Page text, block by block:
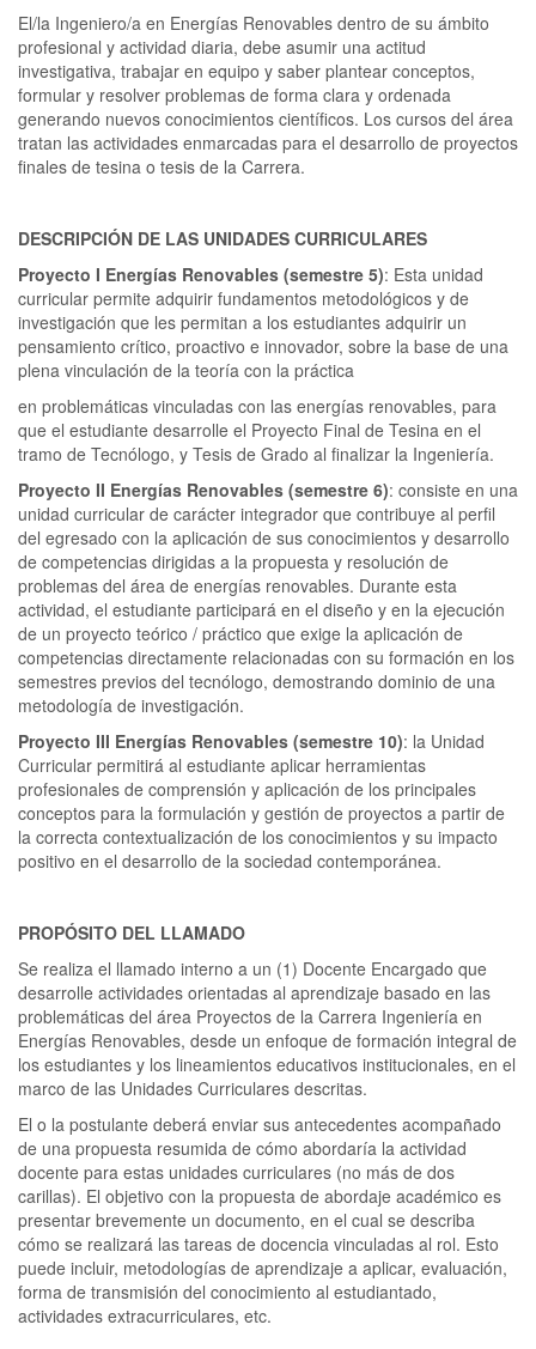
El/la Ingeniero/a en Energías Renovables dentro de su ámbito
profesional y actividad diaria, debe asumir una actitud
investigativa, trabajar en equipo y saber plantear conceptos,
formular y resolver problemas de forma clara y ordenada
generando nuevos conocimientos científicos. Los cursos del área
tratan las actividades enmarcadas para el desarrollo de proyectos
finales de tesina o tesis de la Carrera.
DESCRIPCIÓN DE LAS UNIDADES CURRICULARES
Proyecto I Energías Renovables (semestre 5): Esta unidad
curricular permite adquirir fundamentos metodológicos y de
investigación que les permitan a los estudiantes adquirir un
pensamiento crítico, proactivo e innovador, sobre la base de una
plena vinculación de la teoría con la práctica
en problemáticas vinculadas con las energías renovables, para
que el estudiante desarrolle el Proyecto Final de Tesina en el
tramo de Tecnólogo, y Tesis de Grado al finalizar la Ingeniería.
Proyecto II Energías Renovables (semestre 6): consiste en una
unidad curricular de carácter integrador que contribuye al perfil
del egresado con la aplicación de sus conocimientos y desarrollo
de competencias dirigidas a la propuesta y resolución de
problemas del área de energías renovables. Durante esta
actividad, el estudiante participará en el diseño y en la ejecución
de un proyecto teórico / práctico que exige la aplicación de
competencias directamente relacionadas con su formación en los
semestres previos del tecnólogo, demostrando dominio de una
metodología de investigación.
Proyecto III Energías Renovables (semestre 10): la Unidad
Curricular permitirá al estudiante aplicar herramientas
profesionales de comprensión y aplicación de los principales
conceptos para la formulación y gestión de proyectos a partir de
la correcta contextualización de los conocimientos y su impacto
positivo en el desarrollo de la sociedad contemporánea.
PROPÓSITO DEL LLAMADO
Se realiza el llamado interno a un (1) Docente Encargado que
desarrolle actividades orientadas al aprendizaje basado en las
problemáticas del área Proyectos de la Carrera Ingeniería en
Energías Renovables, desde un enfoque de formación integral de
los estudiantes y los lineamientos educativos institucionales, en el
marco de las Unidades Curriculares descritas.
El o la postulante deberá enviar sus antecedentes acompañado
de una propuesta resumida de cómo abordaría la actividad
docente para estas unidades curriculares (no más de dos
carillas). El objetivo con la propuesta de abordaje académico es
presentar brevemente un documento, en el cual se describa
cómo se realizará las tareas de docencia vinculadas al rol. Esto
puede incluir, metodologías de aprendizaje a aplicar, evaluación,
forma de transmisión del conocimiento al estudiantado,
actividades extracurriculares, etc.